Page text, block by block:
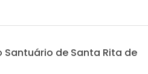
Santuário de Santa Rita de